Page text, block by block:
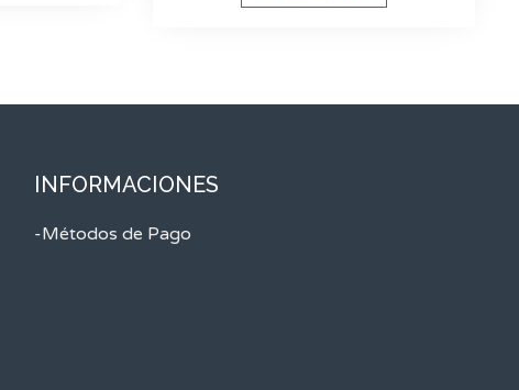
INFORMACIONES
-Métodos de Pago